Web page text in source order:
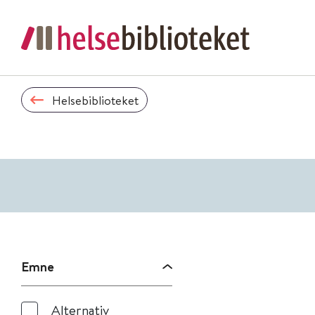
Helsebiblioteket
Emne
Alternativ